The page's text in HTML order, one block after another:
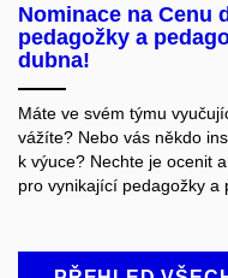
Nominace na Cenu
pedagožky a
dubna!
Máte ve svém týmu
vážíte? Nebo vás někdo
k výuce? Nechte je ocenit
pro vynikající pedagožky a